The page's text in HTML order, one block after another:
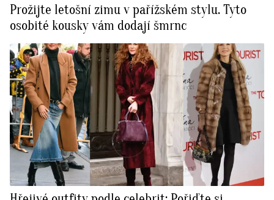
Prožijte letošní zimu v pařížském stylu. Tyto
osobité kousky vám dodají šmrnc